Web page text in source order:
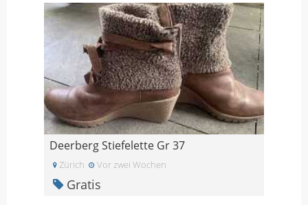
Deerberg Stiefelette Gr 37
Zürich Vor zwei Wochen
Gratis